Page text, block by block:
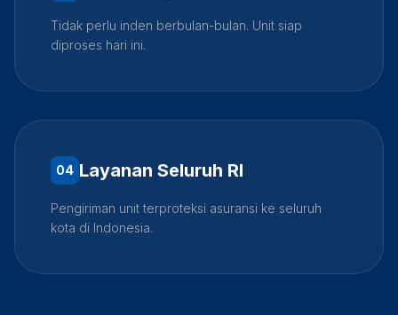
Tidak perlu inden berbulan-bulan. Unit siap
diproses hari ini.
04 Layanan Seluruh RI
Pengiriman unit terproteksi asuransi ke seluruh
kota di Indonesia.